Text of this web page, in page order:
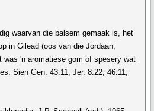
waarvan die balsem gemaak is, het
in Gilead (oos van die Jordaan,
was 'n aromatiese gom of spesery wat
Sien Gen. 43:11; Jer. 8:22; 46:11;